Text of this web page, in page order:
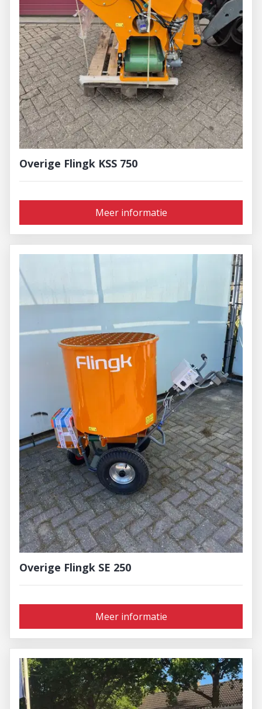
Overige Flingk KSS 750
Meer informatie
Overige Flingk SE 250
Meer informatie